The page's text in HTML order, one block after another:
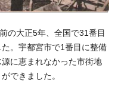
の大正5年、全国で31番目
。宇都宮市で1番目に整備
に恵まれなかった市街地
できました。